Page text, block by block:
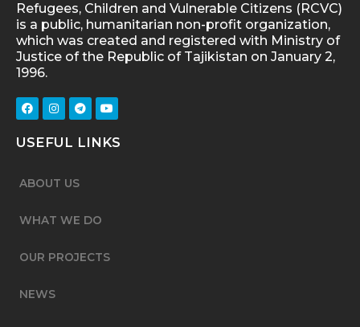
Refugees, Children and Vulnerable Citizens (RCVC)
is a public, humanitarian non-profit organization,
which was created and registered with Ministry of
Justice of the Republic of Tajikistan on January 2,
1996.
USEFUL LINKS
ABOUT US
WHAT WE DO
OUR PROJECTS
NEWS